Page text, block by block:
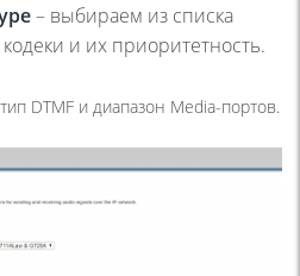
– выбираем из списка
и их приоритетность.
DTMF и диапазон Media-портов.